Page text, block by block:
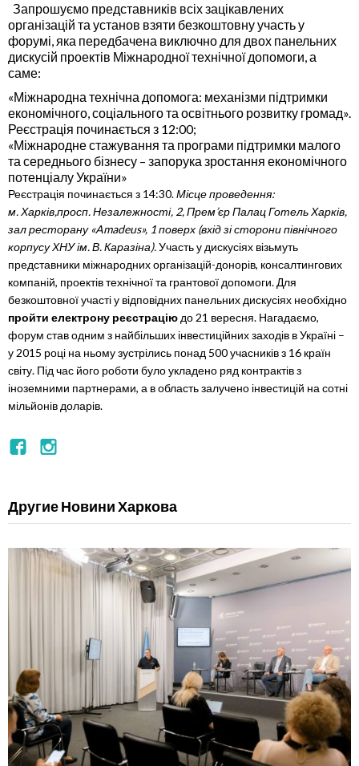
Запрошуємо представників всіх зацікавлених
організацій та установ взяти безкоштовну участь у
форумі, яка передбачена виключно для двох панельних
дискусій проектів Міжнародної технічної допомоги, а
саме:
«Міжнародна технічна допомога: механізми підтримки
економічного, соціального та освітнього розвитку громад».
Реєстрація починається з 12:00;
«Міжнародне стажування та програми підтримки малого
та середнього бізнесу – запорука зростання економічного
потенціалу України»
Реєстрація починається з 14:30.Місце проведення:
м.Харків,просп. Незалежності, 2,Прем’єр Палац Готель Харків,
зал ресторану «Amadeus», 1 поверх (вхід зі сторони північного
корпусу ХНУ ім. В. Каразіна).Участь у дискусіях візьмуть
представники міжнародних організацій-донорів, консалтингових
компаній, проектів технічної та грантової допомоги. Для
безкоштовної участі у відповідних панельних дискусіях необхідно
пройти електрону реєстрацію до 21 вересня. Нагадаємо,
форум став одним з найбільших інвестиційних заходів в Україні –
у 2015 році на ньому зустрілись понад 500 учасників з 16 країн
світу. Під час його роботи було укладено ряд контрактів з
іноземними партнерами, а в область залучено інвестицій на сотні
мільйонів доларів.
Другие Новини Харкова